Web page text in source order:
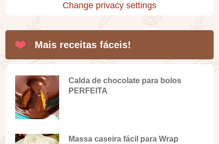
Change privacy settings
Mais receitas fáceis!
Calda de chocolate para bolos
PERFEITA
Massa caseira fácil para Wrap